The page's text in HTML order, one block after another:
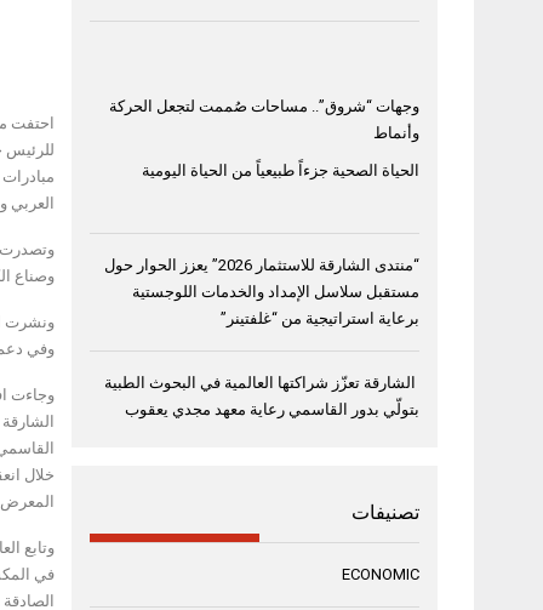
العربي
وصناع
وفي دعم
المعرض
في
وجهات “شروق”.. مساحات صُممت لتجعل الحركة
وأنماط
الحياة الصحية جزءاً طبيعياً من الحياة اليومية
“منتدى الشارقة للاستثمار 2026” يعزز الحوار حول
مستقبل سلاسل الإمداد والخدمات اللوجستية
برعاية استراتيجية من “غلفتينر”
الشارقة تعزّز شراكتها العالمية في البحوث الطبية
بتولّي بدور القاسمي رعاية معهد مجدي يعقوب
تصنيفات
ECONOMIC